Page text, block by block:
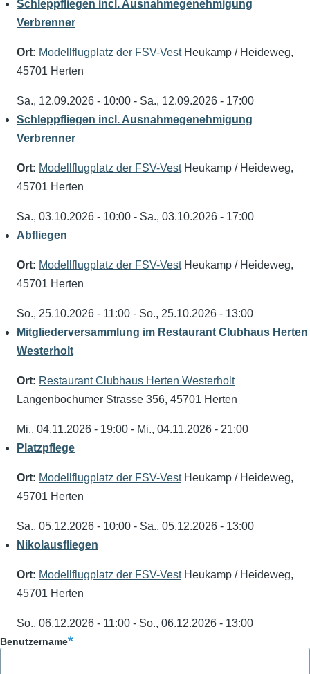
Schleppfliegen incl. Ausnahmegenehmigung
Verbrenner
Ort: Modellflugplatz der FSV-VestHeukamp / Heideweg,
45701 Herten
Sa., 12.09.2026 - 10:00 - Sa., 12.09.2026 - 17:00
Schleppfliegen incl. Ausnahmegenehmigung
Verbrenner
Ort: Modellflugplatz der FSV-VestHeukamp / Heideweg,
45701 Herten
Sa., 03.10.2026 - 10:00 - Sa., 03.10.2026 - 17:00
Abfliegen
Ort: Modellflugplatz der FSV-VestHeukamp / Heideweg,
45701 Herten
So., 25.10.2026 - 11:00 - So., 25.10.2026 - 13:00
Mitgliederversammlung im Restaurant Clubhaus Herten
Westerholt
Ort: Restaurant Clubhaus Herten Westerholt
Langenbochumer Strasse 356, 45701 Herten
Mi., 04.11.2026 - 19:00 - Mi., 04.11.2026 - 21:00
Platzpflege
Ort: Modellflugplatz der FSV-VestHeukamp / Heideweg,
45701 Herten
Sa., 05.12.2026 - 10:00 - Sa., 05.12.2026 - 13:00
Nikolausfliegen
Ort: Modellflugplatz der FSV-VestHeukamp / Heideweg,
45701 Herten
So., 06.12.2026 - 11:00 - So., 06.12.2026 - 13:00
Benutzername